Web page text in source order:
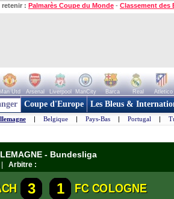
retenir : Palmarès Coupe du Monde - Classement des
Man Utd Arsenal Liverpool ManCity Barca Real Atletico
Coupe d'Europe Les Bleus &
| Belgique | Pays-Bas | Portugal |
- Bundesliga
Arbitre :
3 1 FC COLOGNE